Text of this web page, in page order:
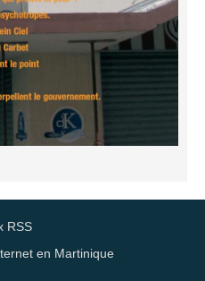
RSS
en Martinique